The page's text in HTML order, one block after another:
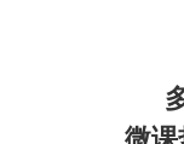
微